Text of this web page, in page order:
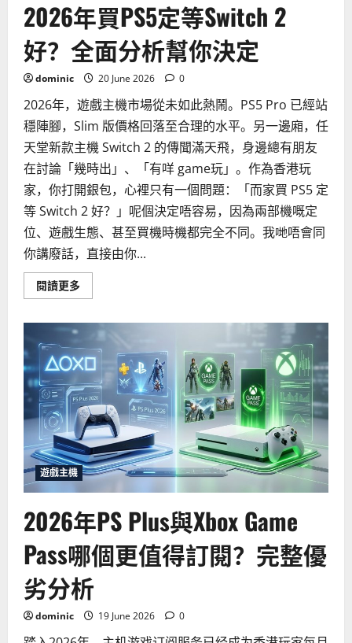
2026年買PS5定等Switch 2
好？全面分析幫你決定
dominic 20 June 2026 0
2026年，遊戲主機市場從未如此熱鬧。PS5 Pro 已經站
穩陣腳，Slim 版價格回落至合理的水平。另一邊廂，任
天堂新款主機 Switch 2 的傳聞滿天飛，身邊總有朋友
在討論「幾時出」、「有咩 game玩」。作為香港玩
家，你打開銀包，心裡只有一個問題：「而家買 PS5 定
等 Switch 2 好？」呢個決定唔容易，因為兩部機嘅定
位、遊戲生態、甚至買機時機都完全不同。我哋唔會同
你講廢話，直接由你...
閱讀更多Read
more
PS5
定
等
Switch
2
好？
全
面
分
析
幫
你
決
定
遊戲主機
2026年PS Plus與Xbox Game
Pass哪個更值得訂閱？完整優
劣分析
dominic 19 June 2026 0